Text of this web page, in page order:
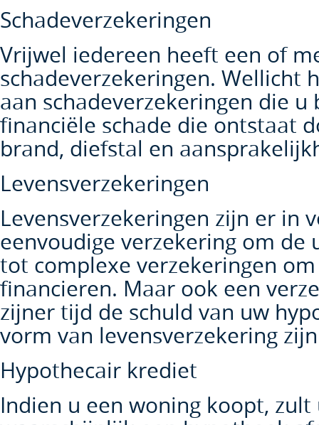
Schadeverzekeringen
Vrijwel iedereen heeft een of
schadeverzekeringen. Wellicht
aan schadeverzekeringen die u
financiële schade die ontstaat
brand, diefstal en
Levensverzekeringen
Levensverzekeringen zijn er in
eenvoudige verzekering om
tot complexe verzekeringen
financieren. Maar ook een
zijner tijd de schuld van uw
vorm van levensverzekering
Hypothecair krediet
Indien u een woning koopt,